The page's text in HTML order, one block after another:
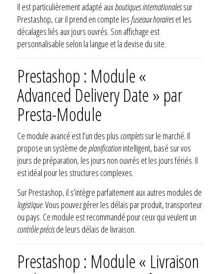
Il est particulièrement adapté auxboutiques internationalessur
Prestashop, car il prend en compte lesfuseaux horaireset les
décalages liés aux jours ouvrés. Son affichage est
personnalisable selon la langue et la devise du site.
Prestashop : Module «
Advanced Delivery Date » par
Presta-Module
Ce module avancé est l’un des plus completssur le marché. Il
propose un système deplanificationintelligent, basé sur vos
jours de préparation, les jours non ouvrés et les jours fériés. Il
est idéal pour les structures complexes.
Sur Prestashop, il s’intègre parfaitement aux autres modules de
logistique. Vous pouvez gérer les délais par produit, transporteur
ou pays. Ce module est recommandé pour ceux qui veulent un
contrôle précisde leurs délais de livraison.
Prestashop : Module « Livraison